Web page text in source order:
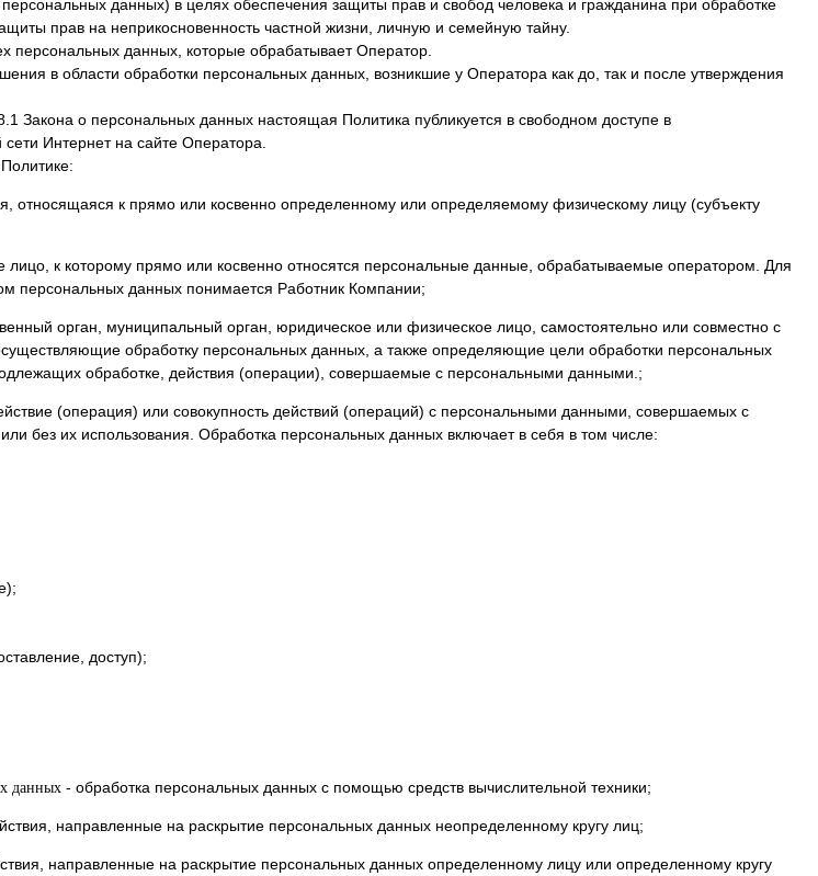
данных) в целях обеспечения защиты прав и свобод человека и гражданина при обработке
прав на неприкосновенность частной жизни, личную и семейную тайну.
персональных данных, которые обрабатывает Оператор.
в области обработки персональных данных, возникшие у Оператора как до, так и после утверждения
Закона о персональных данных настоящая Политика публикуется в свободном доступе в
Интернет на сайте Оператора.
относящаяся к прямо или косвенно определенному или определяемому физическому лицу (субъекту
лицо, к которому прямо или косвенно относятся персональные данные, обрабатываемые оператором. Для
персональных данных понимается Работник Компании;
орган, муниципальный орган, юридическое или физическое лицо, самостоятельно или совместно с
обработку персональных данных, а также определяющие цели обработки персональных
обработке, действия (операции), совершаемые с персональными данными.;
(операция) или совокупность действий (операций) с персональными данными, совершаемых с
без их использования. Обработка персональных данных включает в себя в том числе:
доступ);
данных - обработка персональных данных с помощью средств вычислительной техники;
направленные на раскрытие персональных данных неопределенному кругу лиц;
направленные на раскрытие персональных данных определенному лицу или определенному кругу